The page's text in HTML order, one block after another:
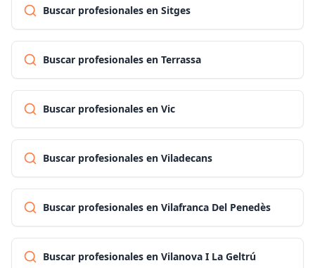
Buscar profesionales en Sitges
Buscar profesionales en Terrassa
Buscar profesionales en Vic
Buscar profesionales en Viladecans
Buscar profesionales en Vilafranca Del Penedès
Buscar profesionales en Vilanova I La Geltrú